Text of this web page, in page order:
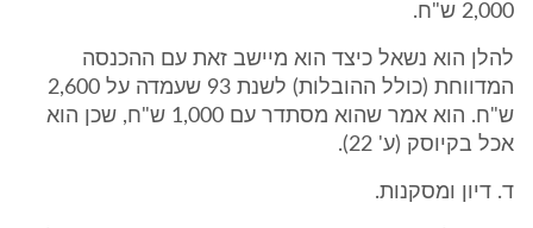
2,000 ש"ח.
להלן הוא נשאל כיצד הוא מיישב זאת עם ההכנסה
המדווחת (כולל ההובלות) לשנת 93 שעמדה על 2,600
ש"ח. הוא אמר שהוא מסתדר עם 1,000 ש"ח, שכן הוא
אכל בקיוסק (ע' 22).
ד. דיון ומסקנות.